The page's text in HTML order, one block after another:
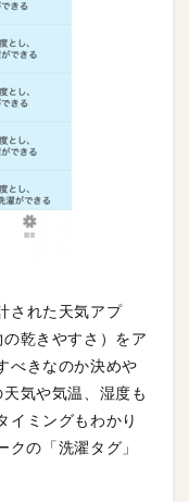
された天気アプ
乾きやすさ）をア
べきなのか決めや
気や気温、湿度も
イミングもわかり
の「洗濯タグ」